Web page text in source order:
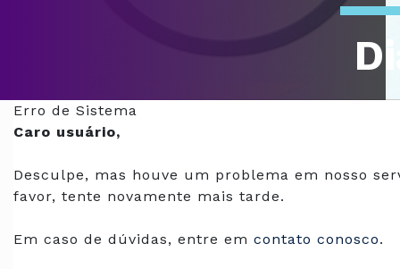
Erro de Sistema
Caro usuário,
Desculpe, mas houve um problema em nosso
favor, tente novamente mais tarde.
Em caso de dúvidas, entre em contato conosco.